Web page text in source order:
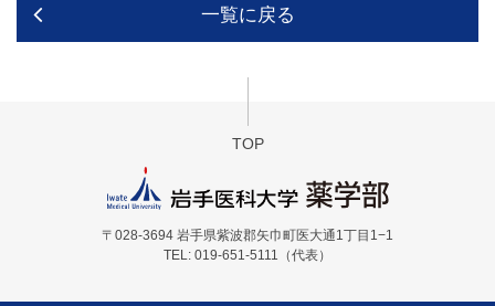
一覧に戻る
TOP
〒028-3694 岩手県紫波郡矢巾町医大通1丁目1−1
TEL: 019-651-5111（代表）